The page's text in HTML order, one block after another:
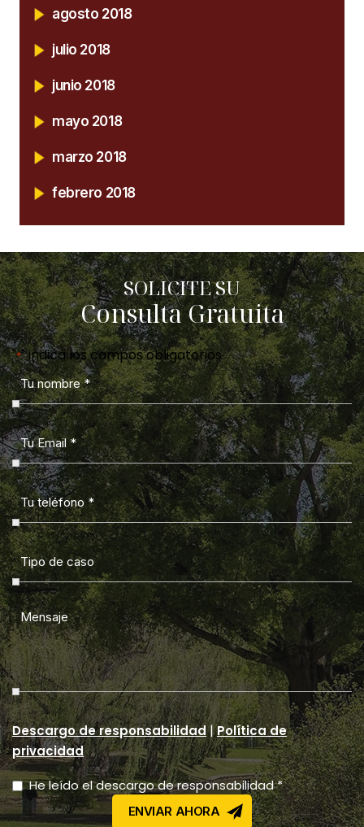
agosto 2018
julio 2018
junio 2018
mayo 2018
marzo 2018
febrero 2018
SOLICITE SU
Consulta Gratuita
"*" indica los campos obligatorios
Descargo de responsabilidad|Política de
privacidad
He leído el descargo de responsabilidad *